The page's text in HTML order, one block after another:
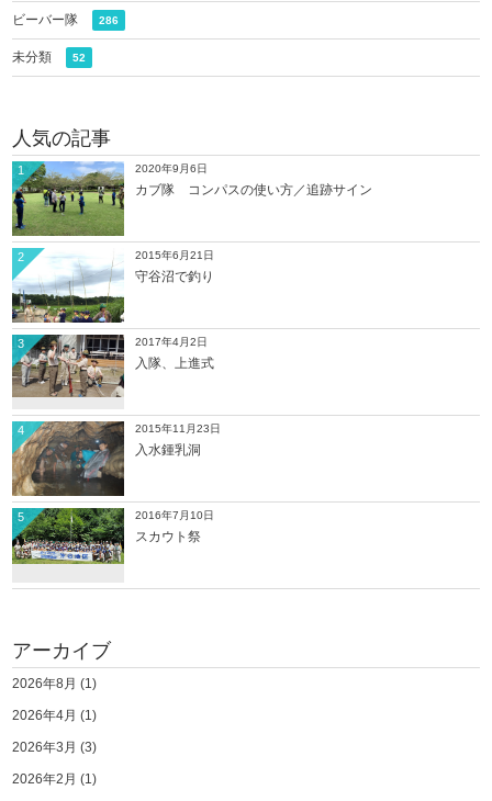
ビーバー隊 286
未分類 52
人気の記事
2020年9月6日
カブ隊 コンパスの使い方／追跡サイン
1
2015年6月21日
守谷沼で釣り
2
2017年4月2日
入隊、上進式
3
2015年11月23日
入水鍾乳洞
4
2016年7月10日
スカウト祭
5
アーカイブ
2026年8月 (1)
2026年4月 (1)
2026年3月 (3)
2026年2月 (1)